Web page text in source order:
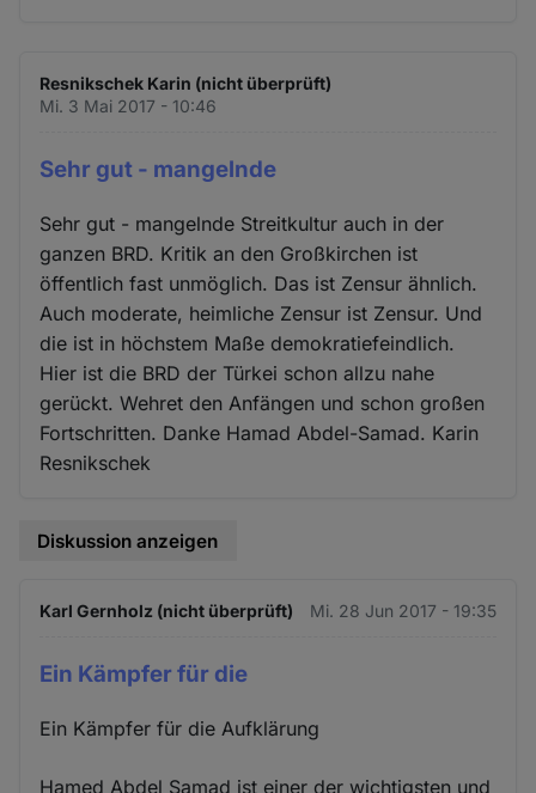
Resnikschek Karin (nicht überprüft)
Mi. 3 Mai 2017 - 10:46
Sehr gut - mangelnde
Sehr gut - mangelnde Streitkultur auch in der
ganzen BRD. Kritik an den Großkirchen ist
öffentlich fast unmöglich. Das ist Zensur ähnlich.
Auch moderate, heimliche Zensur ist Zensur. Und
die ist in höchstem Maße demokratiefeindlich.
Hier ist die BRD der Türkei schon allzu nahe
gerückt. Wehret den Anfängen und schon großen
Fortschritten. Danke Hamad Abdel-Samad. Karin
Resnikschek
Diskussion anzeigen
Karl Gernholz (nicht überprüft) Mi. 28 Jun 2017 - 19:35
Ein Kämpfer für die
Ein Kämpfer für die Aufklärung
Hamed Abdel Samad ist einer der wichtigsten und